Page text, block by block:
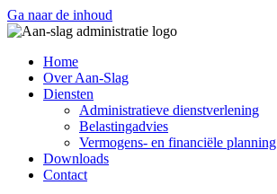
Ga naar de inhoud
Home
Over Aan-Slag
Diensten
Administratieve dienstverlening
Belastingadvies
Vermogens- en financiële planning
Downloads
Contact